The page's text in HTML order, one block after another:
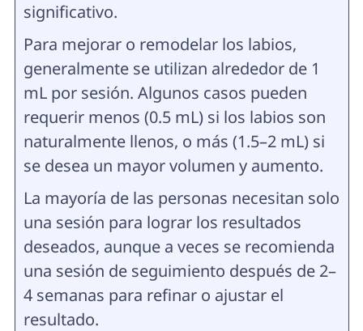
significativo.
Para mejorar o remodelar los labios,
generalmente se utilizan alrededor de 1
mL por sesión. Algunos casos pueden
requerir menos (0.5 mL) si los labios son
naturalmente llenos, o más (1.5–2 mL) si
se desea un mayor volumen y aumento.
La mayoría de las personas necesitan solo
una sesión para lograr los resultados
deseados, aunque a veces se recomienda
una sesión de seguimiento después de 2–
4 semanas para refinar o ajustar el
resultado.